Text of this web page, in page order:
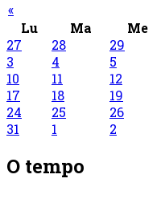
«
Lu
Ma Me
27
28 29
3
4 5
10
11 12
17
18 19
24
25 26
31
1 2
O tempo